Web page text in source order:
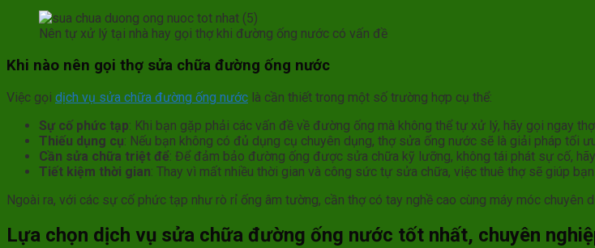
Nên tự xử lý tại nhà hay gọi thợ khi đường ống nước có vấn đề
Khi nào nên gọi thợ sửa chữa đường ống nước
Việc gọi dịch vụ sửa chữa đường ống nước là cần thiết trong một số trường hợp cụ thể:
Sự cố phức tạp: Khi bạn gặp phải các vấn đề về đường ống mà không thể tự xử lý, hãy gọi ngay
Thiếu dụng cụ: Nếu bạn không có đủ dụng cụ chuyên dụng, thợ sửa ống nước sẽ là giải pháp tối
Cần sửa chữa triệt để: Để đảm bảo đường ống được sửa chữa kỹ lưỡng, không tái phát sự cố,
Tiết kiệm thời gian: Thay vì mất nhiều thời gian và công sức tự sửa chữa, việc thuê thợ sẽ giúp
Ngoài ra, với các sự cố phức tạp như rò rỉ ống âm tường, cần thợ có tay nghề cao cùng máy móc chuyên
Lựa chọn dịch vụ sửa chữa đường ống nước tốt nhất, chuyên